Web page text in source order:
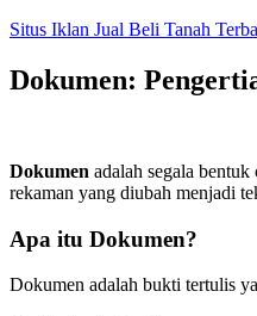
Skip
content
Situs Iklan Jual Beli Tanah
Dokumen:
Dokumen adalah segala
rekaman yang diubah menjadi
Apa itu Dokumen?
Dokumen adalah bukti tertulis